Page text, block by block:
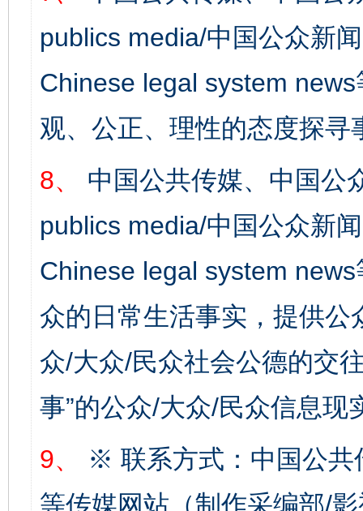
publics media/中国公众新
Chinese legal system
观、公正、理性的态度探寻
8、
中国公共传媒、中国公
publics media/中国公众新
Chinese legal system
众的日常生活事实，提供
众/大众/民众社会公德的交
事”的公众/大众/民众信息现
9、
※ 联系方式：中国公共
等传媒网站（制作采编部/
完善运行机制助力责任有效落实 一纸欠